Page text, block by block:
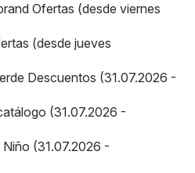
Ofertas (desde viernes
(desde jueves
Descuentos (31.07.2026 -
(31.07.2026 -
(31.07.2026 -